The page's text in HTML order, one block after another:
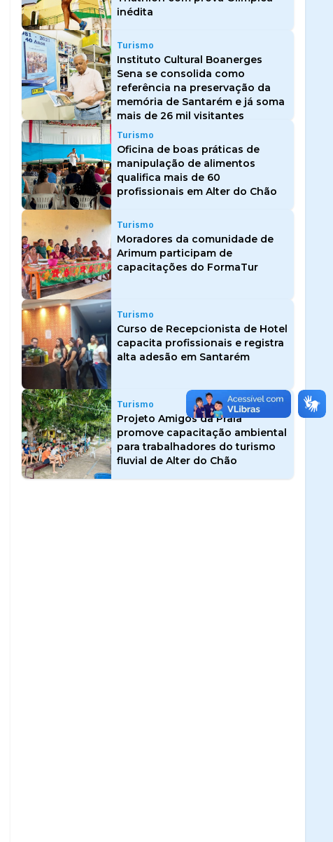
inédita
Turismo
Instituto Cultural Boanerges
Sena se consolida como
referência na preservação da
memória de Santarém e já soma
mais de 26 mil visitantes
Turismo
Oficina de boas práticas de
manipulação de alimentos
qualifica mais de 60
profissionais em Alter do Chão
Turismo
Moradores da comunidade de
Arimum participam de
capacitações do FormaTur
Turismo
Curso de Recepcionista de Hotel
capacita profissionais e registra
alta adesão em Santarém
Turismo
Projeto Amigos da Praia
promove capacitação ambiental
para trabalhadores do turismo
fluvial de Alter do Chão